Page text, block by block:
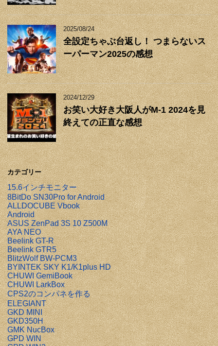
2025/08/24
全設定ちゃぶ台返し！ つまらないス
ーパーマン2025の感想
2024/12/29
お笑い大好き大阪人がM-1 2024を見
終えての正直な感想
カテゴリー
15.6インチモニター
8BitDo SN30Pro for Android
ALLDOCUBE Vbook
Android
ASUS ZenPad 3S 10 Z500M
AYA NEO
Beelink GT-R
Beelink GTR5
BlitzWolf BW-PCM3
BYINTEK SKY K1/K1plus HD
CHUWI GemiBook
CHUWI LarkBox
CPS2のコンパネを作る
ELEGIANT
GKD MINI
GKD350H
GMK NucBox
GPD WIN